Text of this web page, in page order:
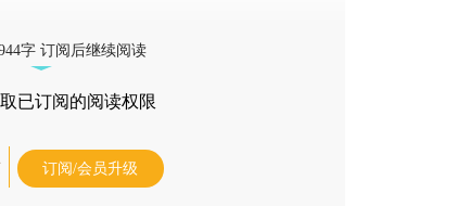
字 订阅后继续阅读
已订阅的阅读权限
订阅/会员升级